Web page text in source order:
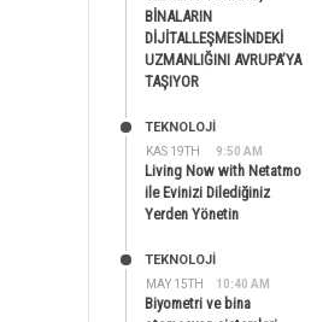
BİNALARIN
DİJİTALLEŞMESİNDEKİ
UZMANLIĞINI AVRUPA’YA
TAŞIYOR
KAS 19TH 9:50 AM
TEKNOLOJİ
Living Now with Netatmo
ile Evinizi Dilediğiniz
Yerden Yönetin
MAY 15TH 10:40 AM
TEKNOLOJİ
Biyometri ve bina